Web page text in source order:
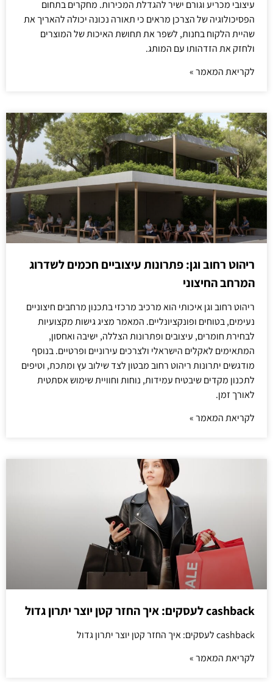
עיצובי מכריע וגורם ישיר להגדלת המכירות. מחקרים בתחום
הפסיכולוגיה של הצרכן מראים כי תאורה נכונה יכולה להאריך את
שהיית הלקוח בחנות, לשפר את תחושת האיכות של המוצרים
ולחזק את הזדהותו עם המותג.
לקריאת המאמר »
ריהוט רחוב וגן: פתרונות עיצוביים חכמים לשדרוג
המרחב החיצוני
ריהוט רחוב וגן איכותי הוא מרכיב מרכזי בתכנון מרחבים חיצוניים
נעימים, בטוחים ופונקציונליים. המאמר מציג גישות מקצועיות
לבחירת חומרים, עיצובים ופתרונות הצללה, ישיבה ואחסון,
המתאימים לאקלים הישראלי ולצרכים עירוניים ופרטיים. בנוסף
מודגשים יתרונות ריהוט רחוב מבטון לצד שילוב עץ ומתכת, וטיפים
לתכנון מקדים שיבטיח עמידות, נוחות וחוויית שימוש אסתטית
לאורך זמן.
לקריאת המאמר »
cashback לעסקים: איך החזר קטן יוצר יתרון גדול
cashback לעסקים: איך החזר קטן יוצר יתרון גדול
לקריאת המאמר »